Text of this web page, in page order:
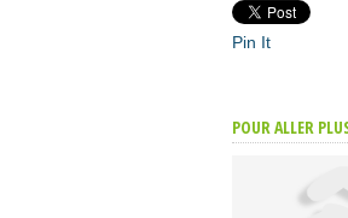
Pin It
POUR ALLER